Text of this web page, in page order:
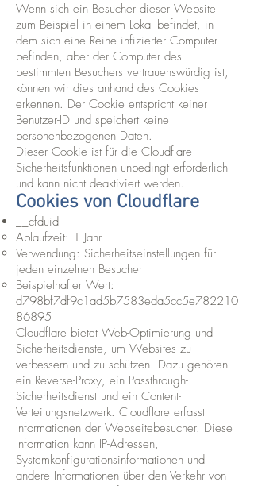
Wenn sich ein Besucher dieser Website
zum Beispiel in einem Lokal befindet, in
dem sich eine Reihe infizierter Computer
befinden, aber der Computer des
bestimmten Besuchers vertrauenswürdig ist,
können wir dies anhand des Cookies
erkennen. Der Cookie entspricht keiner
Benutzer-ID und speichert keine
personenbezogenen Daten.
Dieser Cookie ist für die Cloudflare-
Sicherheitsfunktionen unbedingt erforderlich
und kann nicht deaktiviert werden.
Cookies von Cloudflare
__cfduid
Ablaufzeit: 1 Jahr
Verwendung: Sicherheitseinstellungen für
jeden einzelnen Besucher
Beispielhafter Wert:
d798bf7df9c1ad5b7583eda5cc5e782210
86895
Cloudflare bietet Web-Optimierung und
Sicherheitsdienste, um Websites zu
verbessern und zu schützen. Dazu gehören
ein Reverse-Proxy, ein Passthrough-
Sicherheitsdienst und ein Content-
Verteilungsnetzwerk. Cloudflare erfasst
Informationen der Webseitebesucher. Diese
Information kann IP-Adressen,
Systemkonfigurationsinformationen und
andere Informationen über den Verkehr von